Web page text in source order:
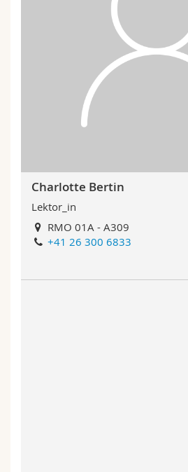
Charlotte Bertin
Lektor_in
RMO 01A - A309
+41 26 300 6833